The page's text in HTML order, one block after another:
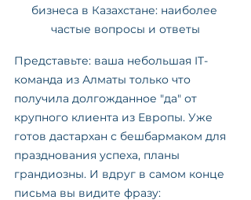
бизнеса в Казахстане: наиболее
частые вопросы и ответы
Представьте: ваша небольшая IT-
команда из Алматы только что
получила долгожданное "да" от
крупного клиента из Европы. Уже
готов дастархан с бешбармаком для
празднования успеха, планы
грандиозны. И вдруг в самом конце
письма вы видите фразу: